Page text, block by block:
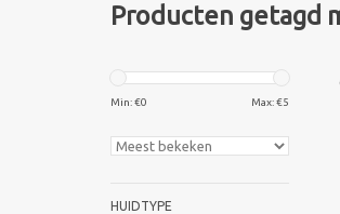
Producten getagd
Min: €0 Max: €5
HUIDTYPE